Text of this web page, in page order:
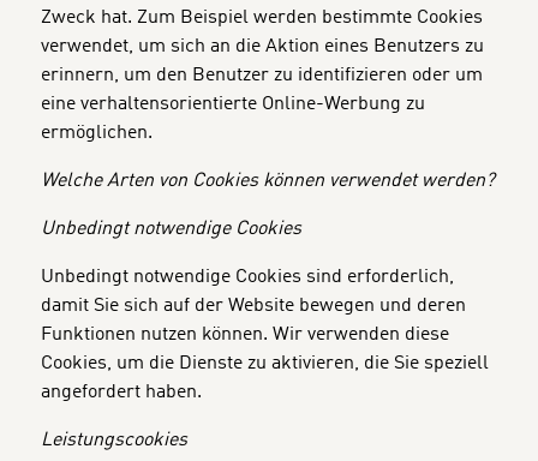
Zweck hat. Zum Beispiel werden bestimmte Cookies
verwendet, um sich an die Aktion eines Benutzers zu
erinnern, um den Benutzer zu identifizieren oder um
eine verhaltensorientierte Online-Werbung zu
ermöglichen.
Welche Arten von Cookies können verwendet werden?
Unbedingt notwendige Cookies
Unbedingt notwendige Cookies sind erforderlich,
damit Sie sich auf der Website bewegen und deren
Funktionen nutzen können. Wir verwenden diese
Cookies, um die Dienste zu aktivieren, die Sie speziell
angefordert haben.
Leistungscookies